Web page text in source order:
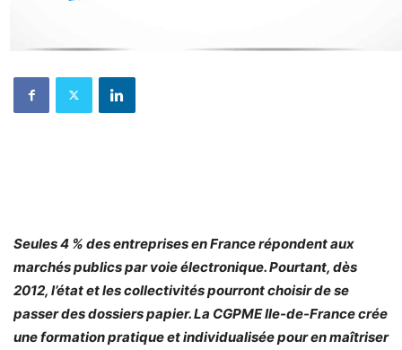
Seules 4 % des entreprises en France répondent aux
marchés publics par voie électronique. Pourtant, dès
2012, l’état et les collectivités pourront choisir de se
passer des dossiers papier. La CGPME Ile-de-France crée
une formation pratique et individualisée pour en maîtriser